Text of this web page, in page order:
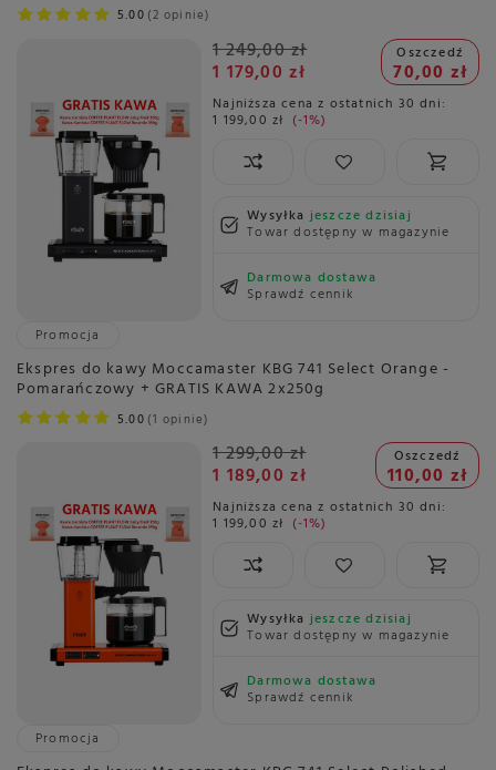
5.00 2 opinie
1 249,00 zł
1 179,00 zł
Oszczedź
70,00 zł
Najniższa cena z ostatnich 30 dni:
1 199,00 zł -1%
Wysyłkajeszcze dzisiaj
Towar dostępny w magazynie
Darmowa dostawa
Sprawdź cennik
Promocja
Ekspres do kawy Moccamaster KBG 741 Select Orange -
Pomarańczowy + GRATIS KAWA 2x250g
5.00 1 opinie
1 299,00 zł
1 189,00 zł
Oszczedź
110,00 zł
Najniższa cena z ostatnich 30 dni:
1 199,00 zł -1%
Wysyłkajeszcze dzisiaj
Towar dostępny w magazynie
Darmowa dostawa
Sprawdź cennik
Promocja